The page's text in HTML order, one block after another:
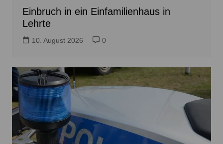
Einbruch in ein Einfamilienhaus in
Lehrte
10. August 2026 0